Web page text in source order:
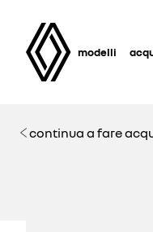
modelli
continua a fare